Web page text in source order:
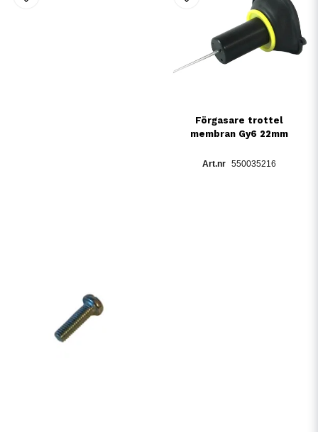
Förgasare trottel
membran Gy6 22mm
550035216